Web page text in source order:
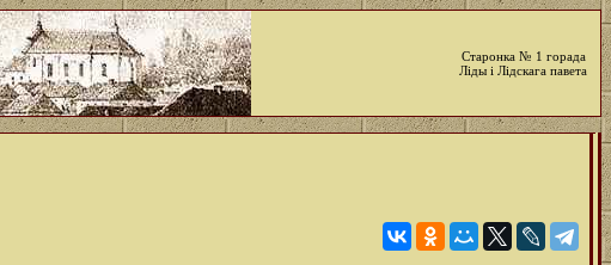
Старонка № 1 горада
Ліды і Лідскага павета